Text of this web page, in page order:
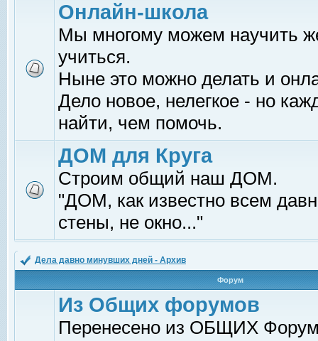
Онлайн-школа
Мы многому можем научить
учиться.
Ныне это можно делать и
Дело новое, нелегкое - но
найти, чем помочь.
ДОМ для Круга
Строим общий наш ДОМ.
"ДОМ, как известно всем
стены, не окно..."
Дела давно минувших дней - Архив
Форум
Из Общих форумов
Перенесено из ОБЩИХ